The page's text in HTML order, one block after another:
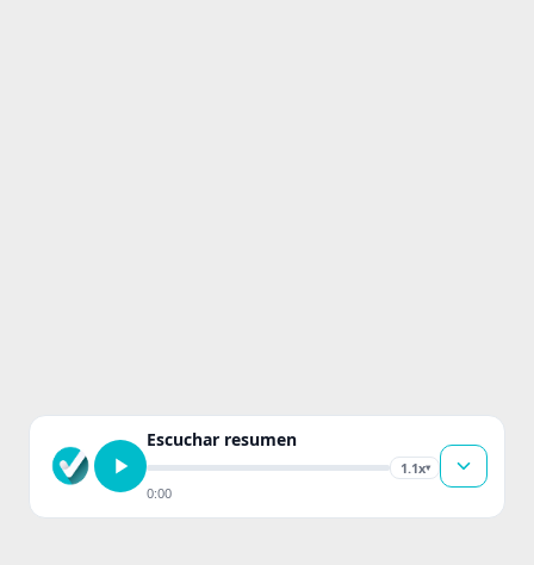
Escuchar resumen
1.1x▾
0:00